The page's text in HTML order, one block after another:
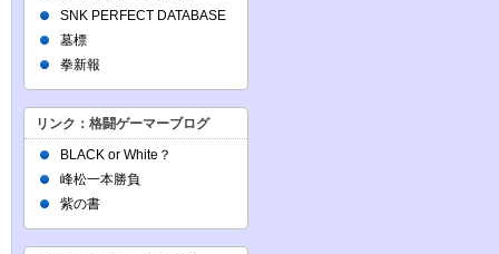
SNK PERFECT DATABASE
墓標
拳新報
リンク：格闘ゲーマーブログ
BLACK or White？
峰松一本勝負
紫の書